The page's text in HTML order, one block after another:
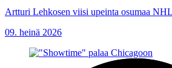
Artturi Lehkosen viisi upeinta osumaa
09. heinä 2026